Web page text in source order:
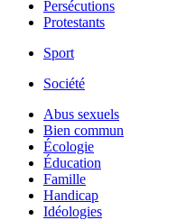
Persécutions
Protestants
Sport
Société
Abus sexuels
Bien commun
Écologie
Éducation
Famille
Handicap
Idéologies